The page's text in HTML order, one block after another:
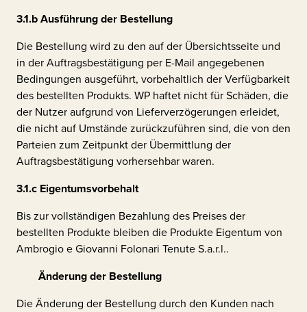
3.1.bAusführung der Bestellung
Die Bestellung wird zu den auf der Übersichtsseite und
in der Auftragsbestätigung per E-Mail angegebenen
Bedingungen ausgeführt, vorbehaltlich der Verfügbarkeit
des bestellten Produkts. WP haftet nicht für Schäden, die
der Nutzer aufgrund von Lieferverzögerungen erleidet,
die nicht auf Umstände zurückzuführen sind, die von den
Parteien zum Zeitpunkt der Übermittlung der
Auftragsbestätigung vorhersehbar waren.
3.1.c Eigentumsvorbehalt
Bis zur vollständigen Bezahlung des Preises der
bestellten Produkte bleiben die Produkte Eigentum von
Ambrogio e Giovanni Folonari Tenute S.a.r.l..
Änderung der Bestellung
Die Änderung der Bestellung durch den Kunden nach